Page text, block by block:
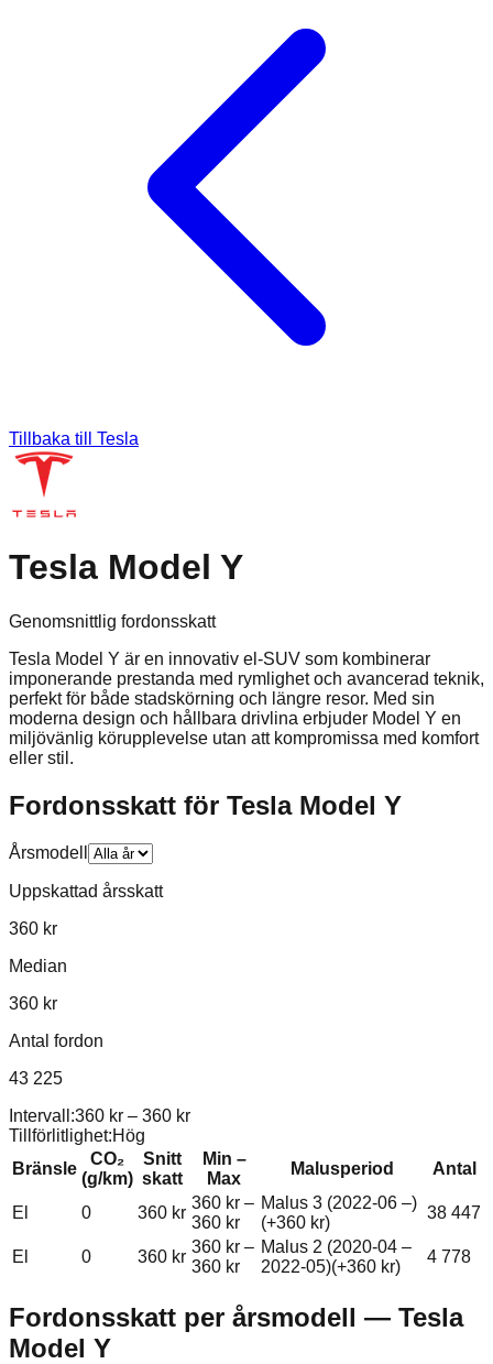
Tillbaka till Tesla
Tesla Model Y
Genomsnittlig fordonsskatt
Tesla Model Y är en innovativ el-SUV som kombinerar
imponerande prestanda med rymlighet och avancerad teknik,
perfekt för både stadskörning och längre resor. Med sin
moderna design och hållbara drivlina erbjuder Model Y en
miljövänlig körupplevelse utan att kompromissa med komfort
eller stil.
Fordonsskatt för Tesla Model Y
Årsmodell
Uppskattad årsskatt
360 kr
Median
360 kr
Antal fordon
43 225
Intervall:360 kr – 360 kr
Tillförlitlighet:Hög
Bränsle
CO₂
(g/km)
Snitt
skatt
Min –
Max
Malusperiod Antal
El 0 360 kr
360 kr –
360 kr
Malus 3 (2022-06 –)
(+360 kr)
38 447
El 0 360 kr
360 kr –
360 kr
Malus 2 (2020-04 –
2022-05)(+360 kr)
4 778
Fordonsskatt per årsmodell — Tesla
Model Y